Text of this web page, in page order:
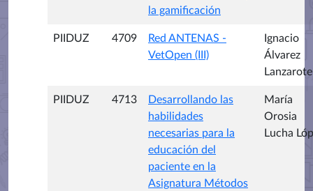
la gamificación
PIIDUZ 4709
Red ANTENAS -
VetOpen (III)
Ignacio
Álvarez
Lanzarote
PIIDUZ 4713
Desarrollando las
habilidades
necesarias para la
educación del
paciente en la
Asignatura Métodos
María
Orosia
Lucha